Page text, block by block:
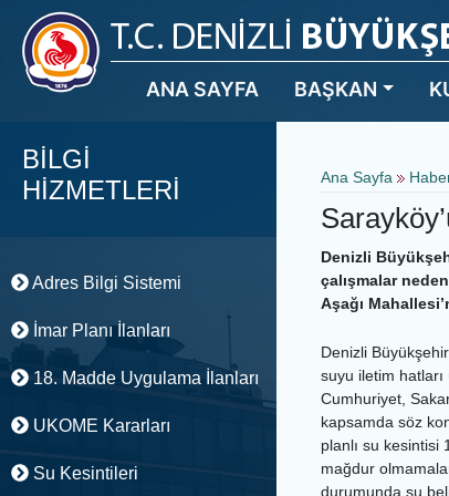
ANA SAYFA BAŞKAN
BİLGİ
HİZMETLERİ
Adres Bilgi Sistemi
İmar Planı İlanları
18. Madde Uygulama İlanları
UKOME Kararları
Su Kesintileri
Ana Sayfa
Denizli
çalışmalar
Aşağı
Denizli
suyu iletim
Cumhuriyet,
kapsamda söz
planlı su kesintisi
mağdur
durumunda su